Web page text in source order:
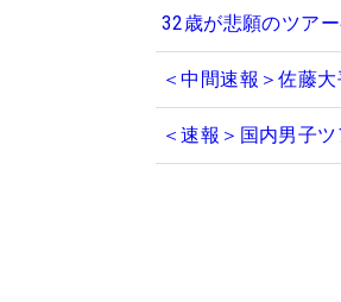
32歳が悲願のツア
＜中間速報＞佐藤
＜速報＞国内男子